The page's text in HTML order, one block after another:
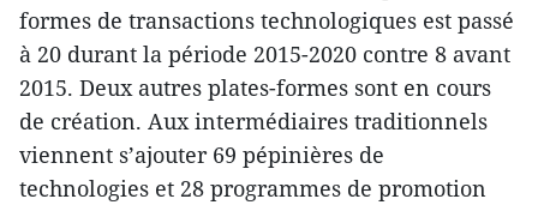
formes de transactions technologiques est passé
à 20 durant la période 2015-2020 contre 8 avant
2015. Deux autres plates-formes sont en cours
de création. Aux intermédiaires traditionnels
viennent s’ajouter 69 pépinières de
technologies et 28 programmes de promotion